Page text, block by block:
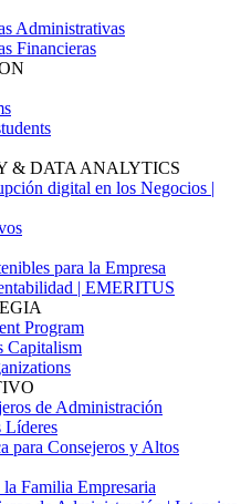
Administrativas
Financieras
& DATA ANALYTICS
digital en los Negocios |
para la Empresa
| EMERITUS
Program
Capitalism
de Administración
Líderes
para Consejeros y Altos
Familia Empresaria